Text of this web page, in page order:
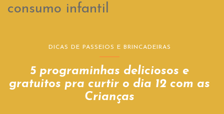
consumo infantil
DICAS DE PASSEIOS E BRINCADEIRAS
5 programinhas deliciosos e
gratuitos pra curtir o dia 12 com as
Crianças